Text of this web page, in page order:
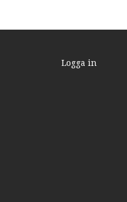
Logga in